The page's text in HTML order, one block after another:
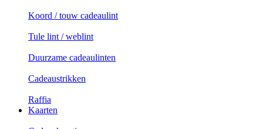
Koord / touw cadeaulint
Tule lint / weblint
Duurzame cadeaulinten
Cadeaustrikken
Raffia
Kaarten